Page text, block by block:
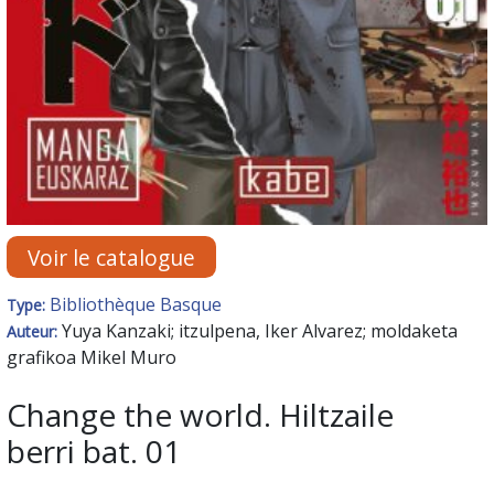
Voir le catalogue
Type: Bibliothèque Basque
Auteur: Yuya Kanzaki; itzulpena, Iker Alvarez; moldaketa
grafikoa Mikel Muro
Change the world. Hiltzaile
berri bat. 01